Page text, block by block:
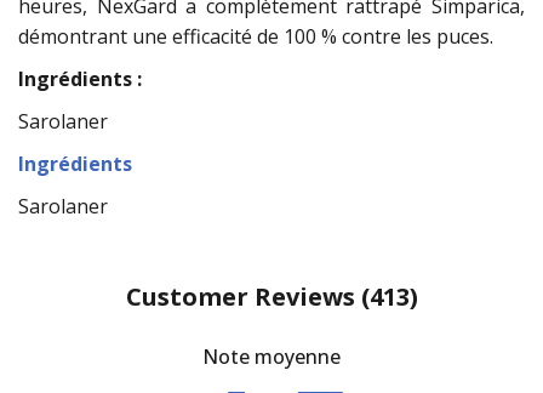
heures, NexGard a complètement rattrapé Simparica,
démontrant une efficacité de 100 % contre les puces.
Ingrédients :
Sarolaner
Ingrédients
Sarolaner
Customer Reviews (413)
Note moyenne